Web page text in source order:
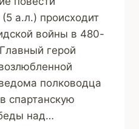
а.л.) происходит
войны в 480-
герой
полководца
спартанскую
над…